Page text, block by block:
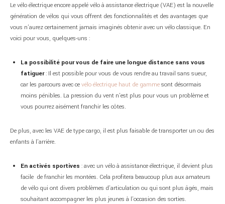
Le vélo électrique encore appelé vélo à assistance électrique (VAE) est la nouvelle
génération de vélos qui vous offrent des fonctionnalités et des avantages que
vous n’aurez certainement jamais imaginés obtenir avec un vélo classique. En
voici pour vous, quelques-uns :
La possibilité pour vous de faire une longue distance sans vous
fatiguer: Il est possible pour vous de vous rendre au travail sans sueur,
car les parcours avec cevélo électrique haut de gammesont désormais
moins pénibles. La pression du vent n’est plus pour vous un problème et
vous pourrez aisément franchir les côtes.
De plus, avec les VAE de type cargo, il est plus faisable de transporter un ou des
enfants à l’arrière.
En activés sportives : avec un vélo à assistance électrique, il devient plus
facile de franchir les montées. Cela profitera beaucoup plus aux amateurs
de vélo qui ont divers problèmes d’articulation ou qui sont plus âgés, mais
souhaitant accompagner les plus jeunes à l’occasion des sorties.